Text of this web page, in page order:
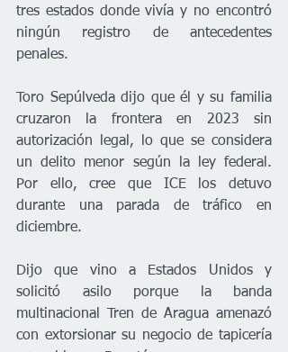
tres estados donde vivía y no encontró
ningún registro de antecedentes
penales.
Toro Sepúlveda dijo que él y su familia
cruzaron la frontera en 2023 sin
autorización legal, lo que se considera
un delito menor según la ley federal.
Por ello, cree que ICE los detuvo
durante una parada de tráfico en
diciembre.
Dijo que vino a Estados Unidos y
solicitó asilo porque la banda
multinacional Tren de Aragua amenazó
con extorsionar su negocio de tapicería